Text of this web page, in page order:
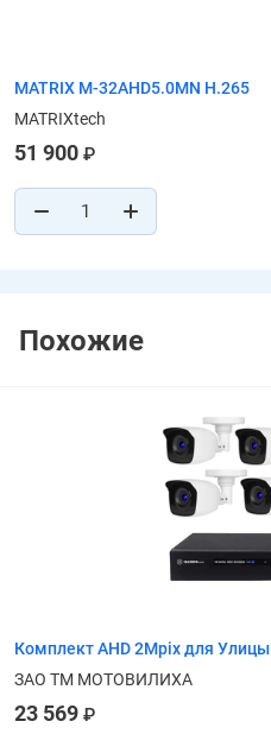
MATRIX M-32AHD5.0MN H.265
MATRIXtech
51 900 ₽
Похожие
Комплект AHD 2Mpix для Улицы
ЗАО ТМ МОТОВИЛИХА
23 569 ₽